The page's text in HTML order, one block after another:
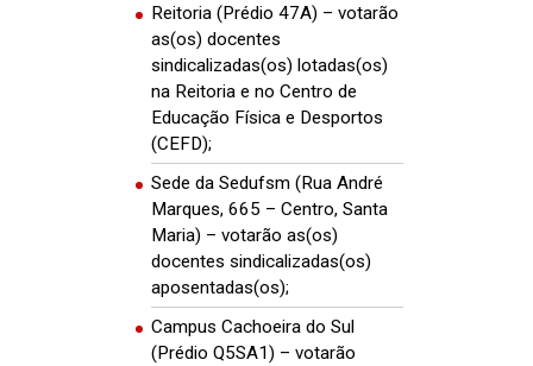
Reitoria (Prédio 47A) – votarão
as(os) docentes
sindicalizadas(os) lotadas(os)
na Reitoria e no Centro de
Educação Física e Desportos
(CEFD);
Sede da Sedufsm (Rua André
Marques, 665 – Centro, Santa
Maria) – votarão as(os)
docentes sindicalizadas(os)
aposentadas(os);
Campus Cachoeira do Sul
(Prédio Q5SA1) – votarão